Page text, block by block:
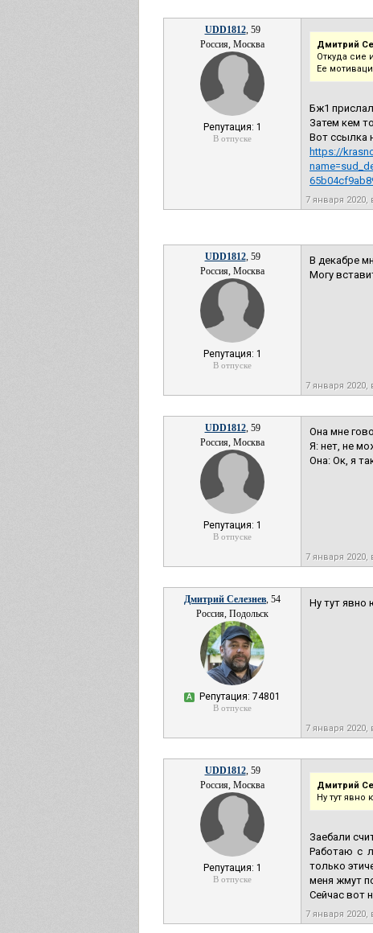
UDD1812, 59
Россия, Москва
Репутация: 1
В отпуске
Дмитрий
Откуда сие
Ее
Бж1
Затем кем
Вот ссылка
https://
7 января 2020,
UDD1812, 59
Россия, Москва
Репутация: 1
В отпуске
В декабре
Могу
7 января 2020,
UDD1812, 59
Россия, Москва
Репутация: 1
В отпуске
Она мне
Я: нет, не
Она: Ок, я
7 января 2020,
Дмитрий Селезнев, 54
Россия, Подольск
А Репутация: 74801
В отпуске
Ну тут явно
7 января 2020,
UDD1812, 59
Россия, Москва
Репутация: 1
В отпуске
Дмитрий
Ну тут явно
Заебали
Работаю с
только
меня жмут
Сейчас вот
7 января 2020,